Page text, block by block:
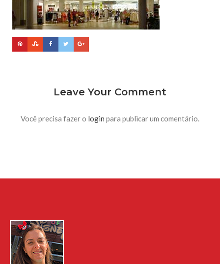
Leave Your Comment
Você precisa fazer o login para publicar um comentário.